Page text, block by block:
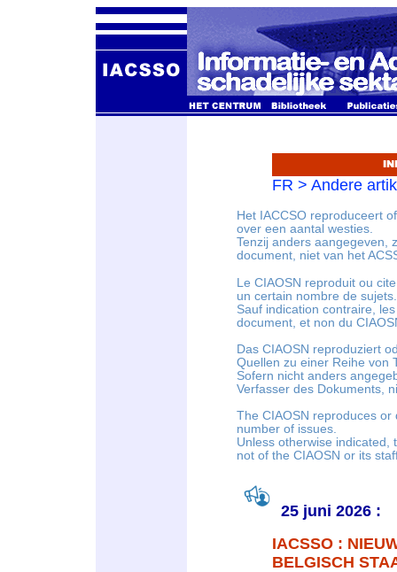
FR > Andere
Het IACCSO reproduceert
over een aantal westies.
Tenzij anders aangegeven,
document, niet van het
Le CIAOSN reproduit ou
un certain nombre de sujets.
Sauf indication contraire,
document, et non du
Das CIAOSN reproduziert
Quellen zu einer Reihe von
Sofern nicht anders
Verfasser des Dokuments,
The CIAOSN reproduces
number of issues.
Unless otherwise
not of the CIAOSN or its
25 juni 2026 :
IACSSO :
BELGISCH